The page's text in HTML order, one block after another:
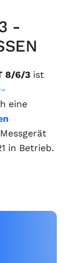
-
8/6/3 ist
eine
in Betrieb.